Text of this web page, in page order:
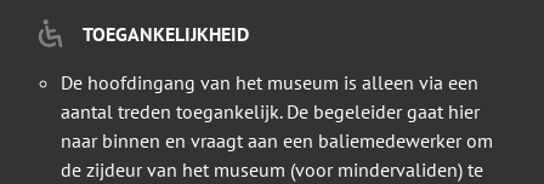
TOEGANKELIJKHEID
De hoofdingang van het museum is alleen via een
aantal treden toegankelijk. De begeleider gaat hier
naar binnen en vraagt aan een baliemedewerker om
de zijdeur van het museum (voor mindervaliden) te